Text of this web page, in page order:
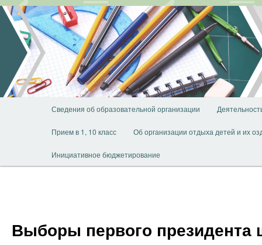
Перейти
основному
содержимому
Сведения об образовательной организации
Прием в 1, 10 класс Об организации отдыха детей и их
Инициативное бюджетирование
Выборы первого президента